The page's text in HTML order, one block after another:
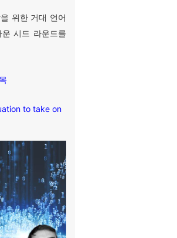
위한 거대 언어
시드 라운드를
to take on